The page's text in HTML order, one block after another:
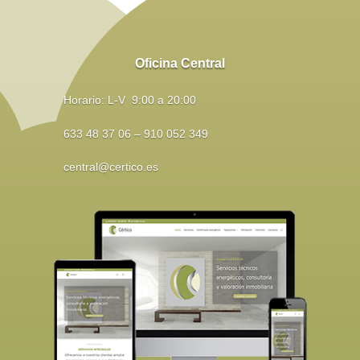
Oficina Central
Horario: L-V 9:00 a 20:00
633 48 37 06 – 910 052 349
central@certico.es